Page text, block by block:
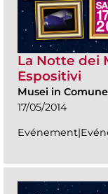
La Notte dei
Espositivi
Musei in Comune
17/05/2014